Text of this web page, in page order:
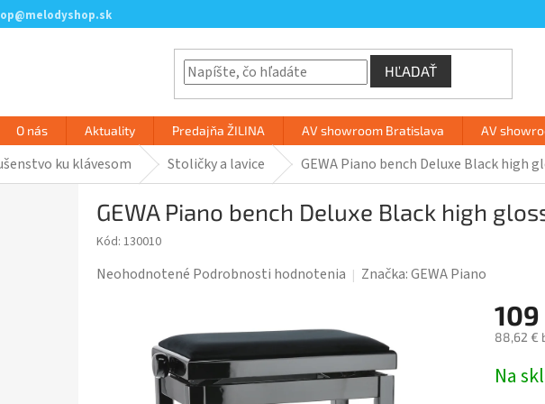
HĽADAŤ
O nás Aktuality Predajňa ŽILINA AV showroom Bratislava AV
ku klávesom Stoličky a lavice GEWA Piano bench Deluxe Black high
GEWA Piano bench Deluxe Black high
Kód: 130010
Priemerné
Neohodnotené Podrobnosti hodnotenia Značka:GEWA Piano
88,62 €
cena:
Na